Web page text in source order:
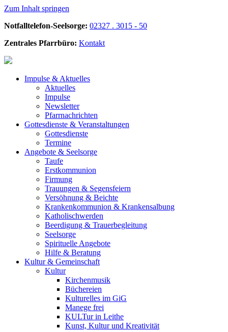
Zum Inhalt springen
Notfalltelefon-Seelsorge: 02327 . 3015 - 50
Zentrales Pfarrbüro: Kontakt
Impulse & Aktuelles
Aktuelles
Impulse
Newsletter
Pfarrnachrichten
Gottesdienste & Veranstaltungen
Gottesdienste
Termine
Angebote & Seelsorge
Taufe
Erstkommunion
Firmung
Trauungen & Segensfeiern
Versöhnung & Beichte
Krankenkommunion & Krankensalbung
Katholischwerden
Beerdigung & Trauerbegleitung
Seelsorge
Spirituelle Angebote
Hilfe & Beratung
Kultur & Gemeinschaft
Kultur
Kirchenmusik
Büchereien
Kulturelles im GiG
Manege frei
KULTur in Leithe
Kunst, Kultur und Kreativität